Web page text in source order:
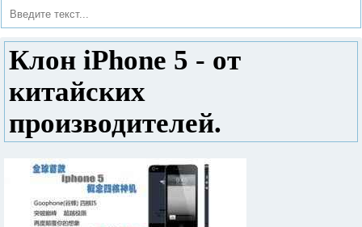
Клон iPhone 5 - от
китайских
производителей.